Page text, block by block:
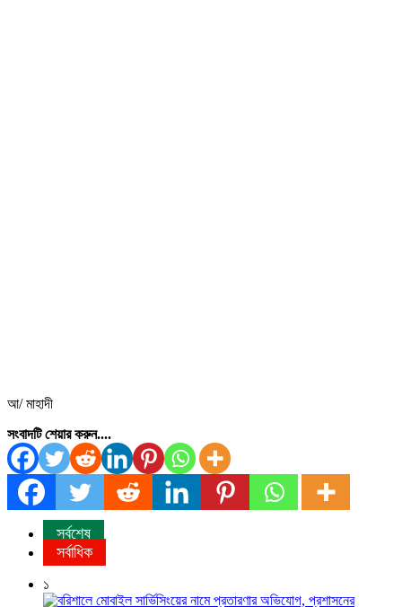
আ/ মাহাদী
সংবাদটি শেয়ার করুন....
সর্বশেষ
সর্বাধিক
১